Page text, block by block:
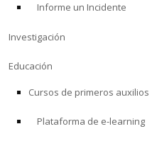
Informe un Incidente
Investigación
Educación
Cursos de primeros auxilios
Plataforma de e-learning